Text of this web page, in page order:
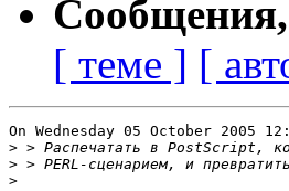
[ теме ] [
On Wednesday 05 October 2005
>
>
>